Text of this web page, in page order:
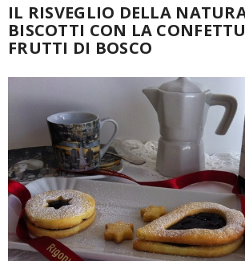
IL RISVEGLIO DELLA
BISCOTTI CON LA
FRUTTI DI BOSCO